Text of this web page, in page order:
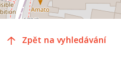
Zpět na vyhledávání